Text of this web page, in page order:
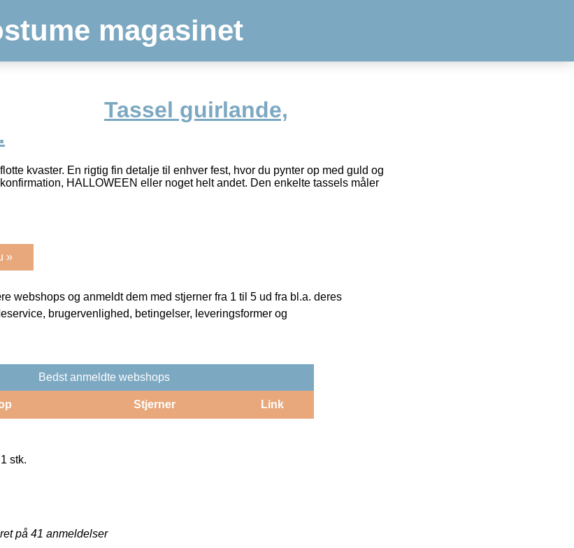
magasinet
Tassel guirlande,
kvaster. En rigtig fin detalje til enhver fest, hvor du pynter op med guld og
HALLOWEEN eller noget helt andet. Den enkelte tassels måler
»
webshops og anmeldt dem med stjerner fra 1 til 5 ud fra bl.a. deres
brugervenlighed, betingelser, leveringsformer og
Bedst anmeldte webshops
Stjerner Link
stk.
på 41 anmeldelser